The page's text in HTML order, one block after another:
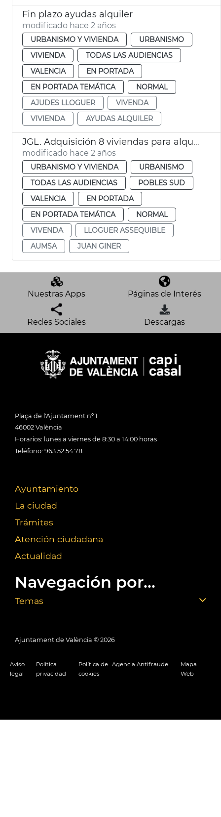
Fin plazo ayudas alquiler
modificado hace 2 años
URBANISMO Y VIVIENDA
URBANISMO
VIVIENDA
TODAS LAS AUDIENCIAS
VALENCIA
EN PORTADA
EN PORTADA TEMÁTICA
NORMAL
AJUDES LLOGUER
VIVENDA
VIVIENDA
AYUDAS ALQUILER
JGL. Adquisición 8 viviendas para alquiler
modificado hace 2 años
URBANISMO Y VIVIENDA
URBANISMO
TODAS LAS AUDIENCIAS
POBLES SUD
VALENCIA
EN PORTADA
EN PORTADA TEMÁTICA
NORMAL
VIVENDA
LLOGUER ASSEQUIBLE
AUMSA
JUAN GINER
Nuestras Apps Páginas de Interés
Redes Sociales Descargas
Plaça de l'Ajuntament nº 1
46002 València
Horarios: lunes a viernes de 8:30 a 14:00 horas
Teléfono: 963 52 54 78
Ayuntamiento
La ciudad
Trámites
Atención ciudadana
Actualidad
Navegación por...
Temas
Ajuntament de València © 2026
Aviso
legal
Política
privacidad
Política de
cookies
Agencia Antifraude
Mapa
Web